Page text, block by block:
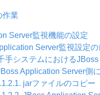
作業
Server監視機能の設定
Server監視設定
手システムにおける
Application Server側
jarファイルのコピー